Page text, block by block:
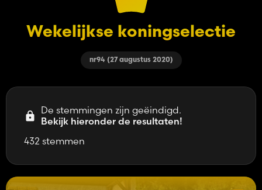
Wekelijkse koningselectie
nr94 (27 augustus 2020)
De stemmingen zijn geëindigd.
Bekijk hieronder de resultaten!
432 stemmen